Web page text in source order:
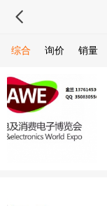
综合 询价 销量